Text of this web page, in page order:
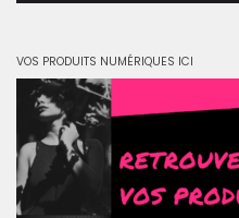
VOS PRODUITS NUMÉRIQUES ICI